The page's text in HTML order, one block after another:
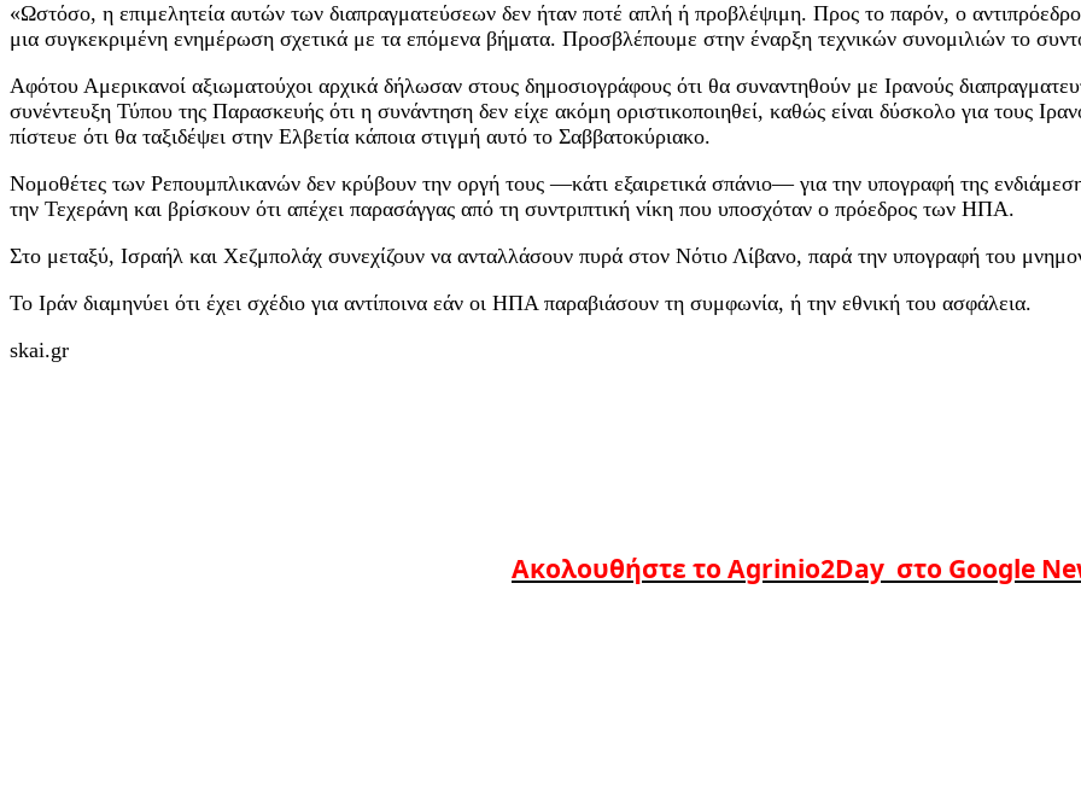
«Ωστόσο, η επιμελητεία αυτών των διαπραγματεύσεων δεν ήταν ποτέ απλή ή προβλέψιμη. Προς το παρόν, ο
μια συγκεκριμένη ενημέρωση σχετικά με τα επόμενα βήματα. Προσβλέπουμε στην έναρξη τεχνικών συνομιλιών το
Αφότου Αμερικανοί αξιωματούχοι αρχικά δήλωσαν στους δημοσιογράφους ότι θα συναντηθούν με Ιρανούς
συνέντευξη Τύπου της Παρασκευής ότι η συνάντηση δεν είχε ακόμη οριστικοποιηθεί, καθώς είναι δύσκολο για τους
πίστευε ότι θα ταξιδέψει στην Ελβετία κάποια στιγμή αυτό το Σαββατοκύριακο.
Νομοθέτες των Ρεπουμπλικανών δεν κρύβουν την οργή τους —κάτι εξαιρετικά σπάνιο— για την υπογραφή της
την Τεχεράνη και βρίσκουν ότι απέχει παρασάγγας από τη συντριπτική νίκη που υποσχόταν ο πρόεδρος των ΗΠΑ.
Στο μεταξύ, Ισραήλ και Χεζμπολάχ συνεχίζουν να ανταλλάσουν πυρά στον Νότιο Λίβανο, παρά την υπογραφή του
Το Ιράν διαμηνύει ότι έχει σχέδιο για αντίποινα εάν οι ΗΠΑ παραβιάσουν τη συμφωνία, ή την εθνική του ασφάλεια.
skai.gr
Ακολουθήστε το Agrinio2Day στο Google